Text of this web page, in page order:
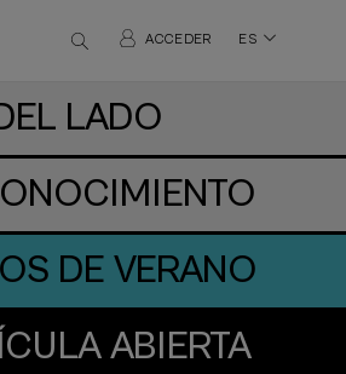
ACCEDER ES
LADO
DE VERANO
ABIERTA